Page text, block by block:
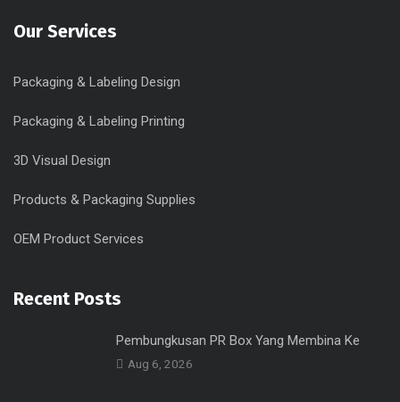
Our Services
Packaging & Labeling Design
Packaging & Labeling Printing
3D Visual Design
Products & Packaging Supplies
OEM Product Services
Recent Posts
Pembungkusan PR Box Yang Membina Ke
Aug 6, 2026